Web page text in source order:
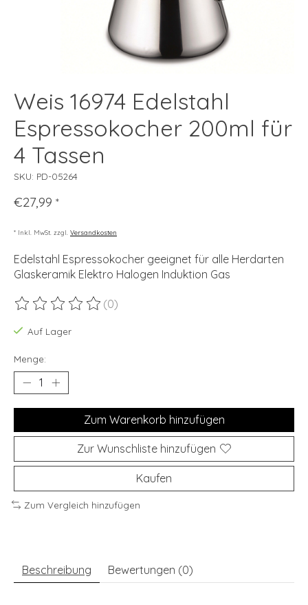
Weis 16974 Edelstahl
Espressokocher 200ml für
4 Tassen
SKU: PD-05264
€27,99 *
* Inkl. MwSt. zzgl. Versandkosten
Edelstahl Espressokocher geeignet für alle Herdarten
Glaskeramik Elektro Halogen Induktion Gas
Die Bewertung dieses Produkts ist
(0)
Auf Lager
Menge:
Zum Warenkorb hinzufügen
Zur Wunschliste hinzufügen
Kaufen
Zum Vergleich hinzufügen
Beschreibung Bewertungen (0)